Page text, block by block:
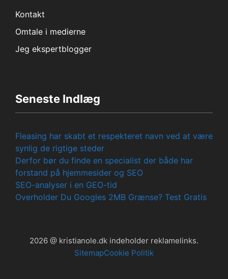
Kontakt
Omtale i medierne
Jeg ekspertblogger
Seneste Indlæg
Fleasing har skabt et respekteret navn ved at være
synlig de rigtige steder
Derfor bør du finde en specialist der både har
forstand på hjemmesider og SEO
SEO-analyser i en GEO-tid
Overholder Du Googles 2MB Grænse? Test Gratis
2026 @ kristianole.dk indeholder reklamelinks.
SitemapCookie Politik